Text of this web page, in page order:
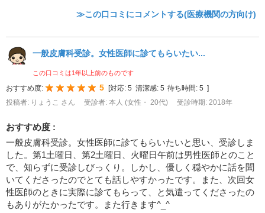
≫この口コミにコメントする(医療機関の方向け)
一般皮膚科受診。女性医師に診てもらいたい...
この口コミは1年以上前のものです
おすすめ度: 5 [対応: 5 清潔感: 5 待ち時間: 5 ]
投稿者: りょうこ さん
受診者: 本人 (女性・ 20代) 受診時期: 2018年
おすすめ度 :
一般皮膚科受診。女性医師に診てもらいたいと思い、受診しま
した。第1土曜日、第2土曜日、火曜日午前は男性医師とのこと
で、知らずに受診しびっくり。しかし、優しく穏やかに話を聞
いてくださったのでとても話しやすかったです。また、次回女
性医師のときに実際に診てもらって、と気遣ってくださったの
もありがたかったです。また行きます^_^